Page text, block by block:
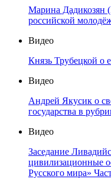
Марина Дадикозян
российской
Видео
Князь Трубецкой о
Видео
Андрей Якусик о
государства в
Видео
Заседание
цивилизационные
Русского мира»